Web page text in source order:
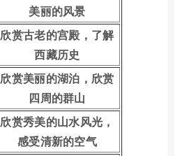
美丽的风景
欣赏古老的宫殿，了解
西藏历史
欣赏美丽的湖泊，欣赏
四周的群山
欣赏秀美的山水风光，
感受清新的空气